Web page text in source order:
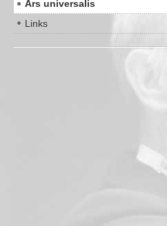
Ars universalis
Links